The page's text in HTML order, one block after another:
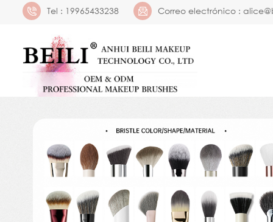
Tel : 19965433238 Correo electrónico :